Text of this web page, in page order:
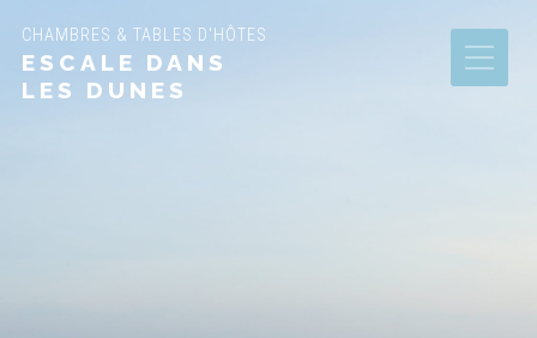
CHAMBRES & TABLES D'HÔTES
ESCALE DANS
LES DUNES